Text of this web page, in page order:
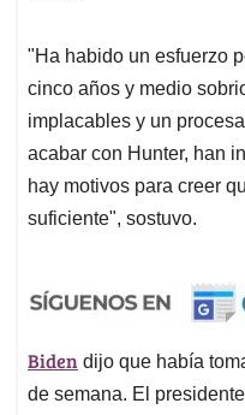
"Ha habido un esfuerzo
cinco años y medio
implacables y un
acabar con Hunter, han
hay motivos para creer
suficiente", sostuvo.
Biden dijo que había
de semana. El